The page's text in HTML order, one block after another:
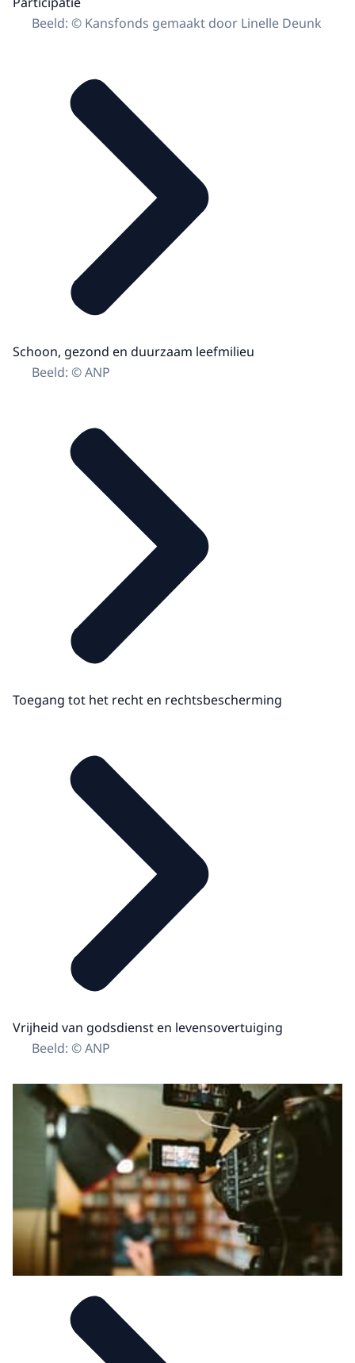
Beeld: © Kansfonds gemaakt door Linelle Deunk
Schoon, gezond en duurzaam leefmilieu
Beeld: © ANP
Toegang tot het recht en rechtsbescherming
Vrijheid van godsdienst en levensovertuiging
Beeld: © ANP